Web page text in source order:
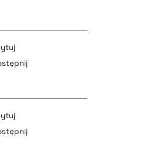
cytat
cytat